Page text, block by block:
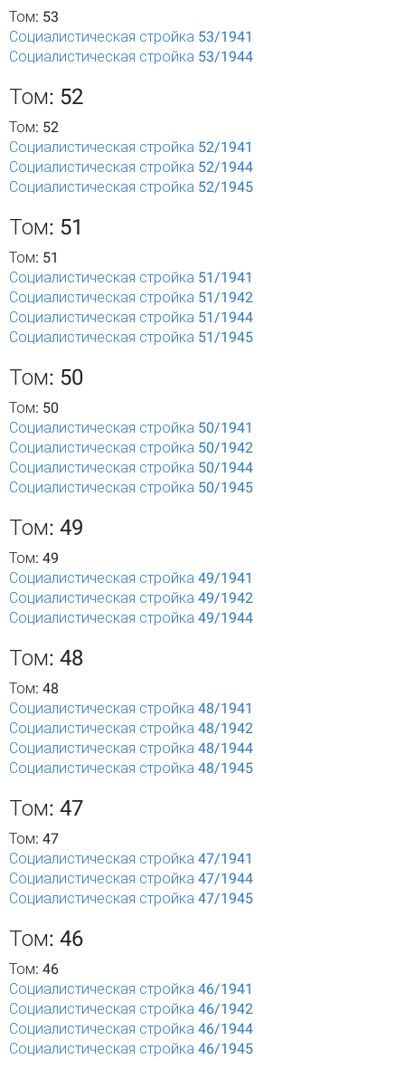
Том: 53
Социалистическая стройка 53/1941
Социалистическая стройка 53/1944
Том: 52
Том: 52
Социалистическая стройка 52/1941
Социалистическая стройка 52/1944
Социалистическая стройка 52/1945
Том: 51
Том: 51
Социалистическая стройка 51/1941
Социалистическая стройка 51/1942
Социалистическая стройка 51/1944
Социалистическая стройка 51/1945
Том: 50
Том: 50
Социалистическая стройка 50/1941
Социалистическая стройка 50/1942
Социалистическая стройка 50/1944
Социалистическая стройка 50/1945
Том: 49
Том: 49
Социалистическая стройка 49/1941
Социалистическая стройка 49/1942
Социалистическая стройка 49/1944
Том: 48
Том: 48
Социалистическая стройка 48/1941
Социалистическая стройка 48/1942
Социалистическая стройка 48/1944
Социалистическая стройка 48/1945
Том: 47
Том: 47
Социалистическая стройка 47/1941
Социалистическая стройка 47/1944
Социалистическая стройка 47/1945
Том: 46
Том: 46
Социалистическая стройка 46/1941
Социалистическая стройка 46/1942
Социалистическая стройка 46/1944
Социалистическая стройка 46/1945